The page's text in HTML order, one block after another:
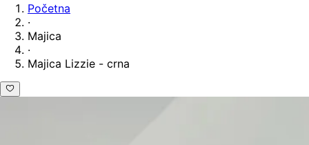
Početna
·
Majica
·
Majica Lizzie - crna